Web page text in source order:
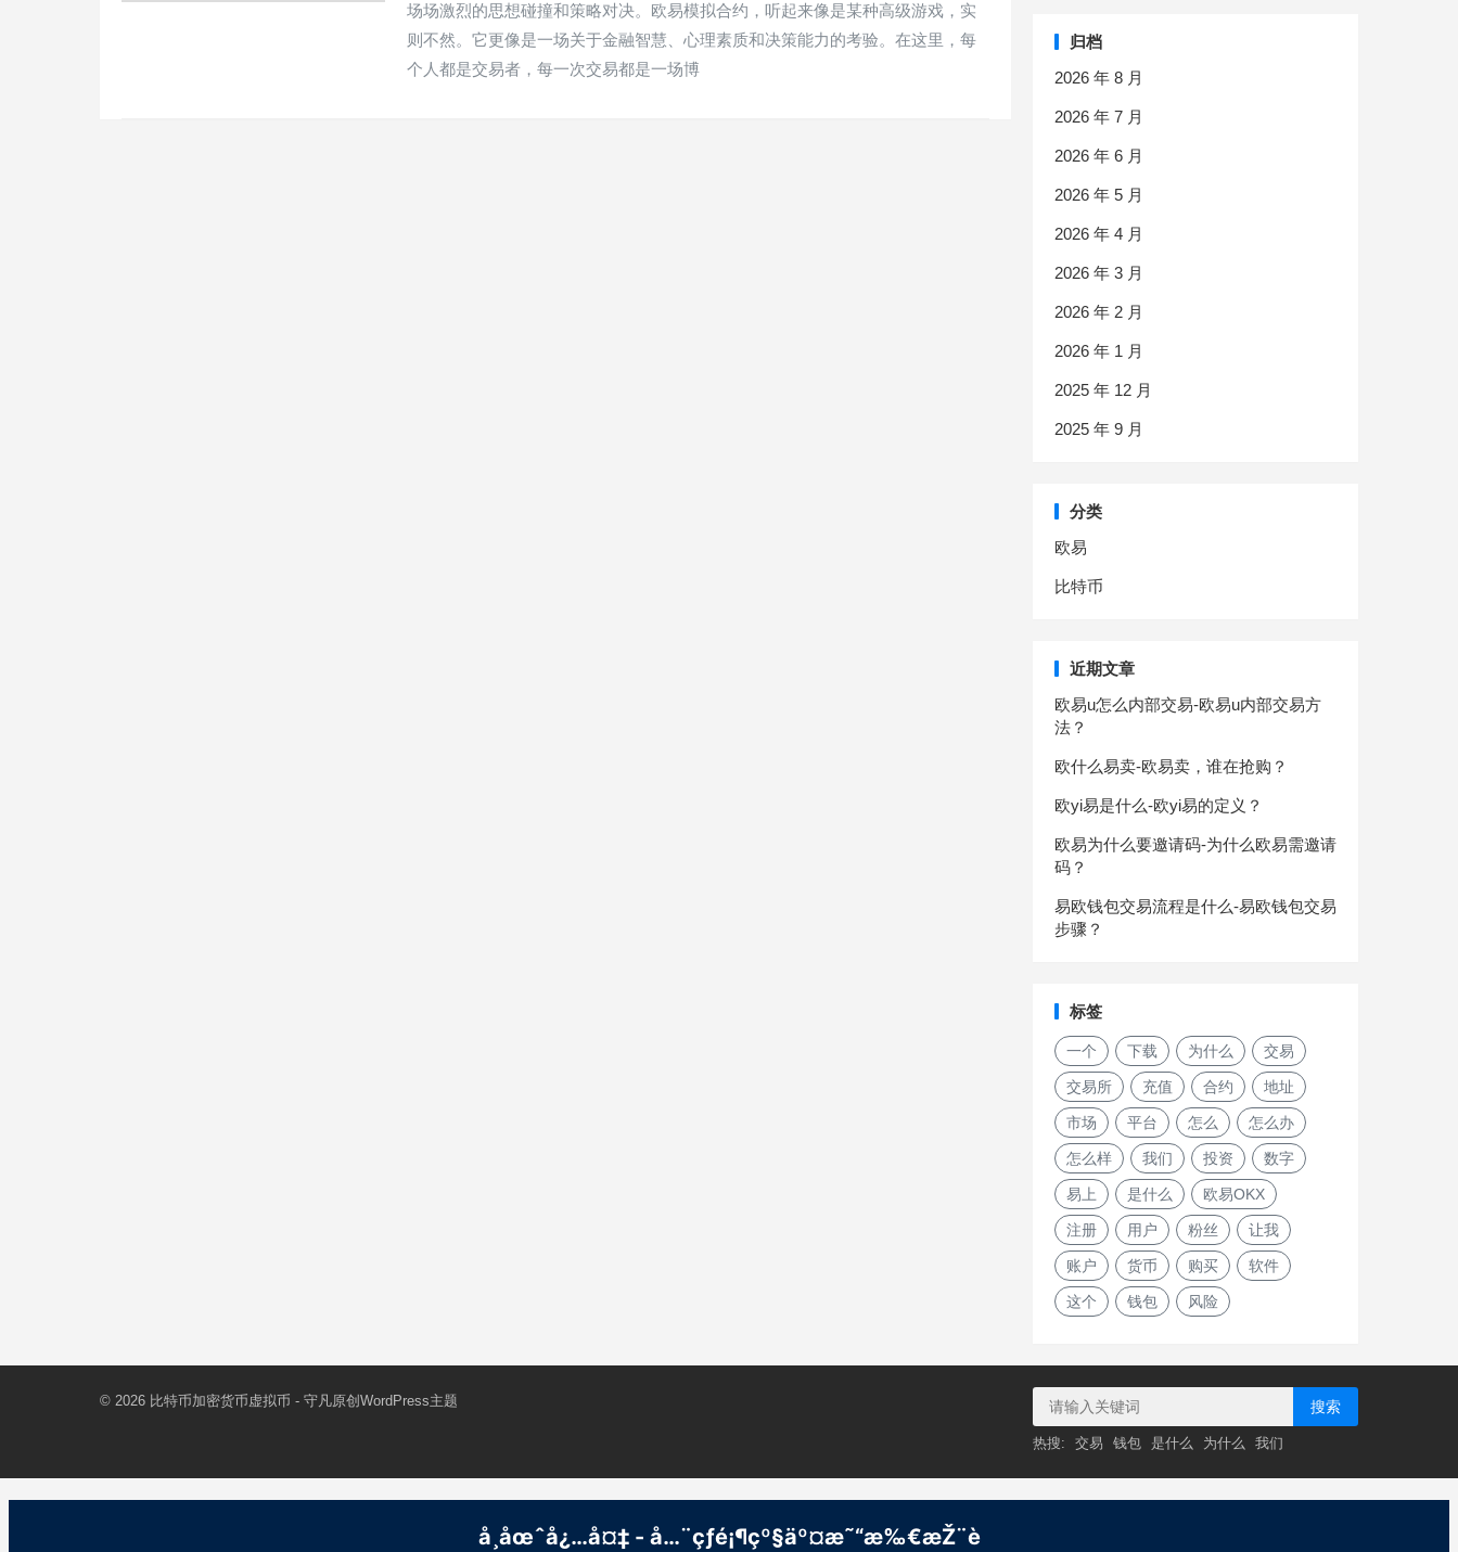
场场激烈的思想碰撞和策略对决。欧易模拟合约，听起来像是某种高级游戏，实
则不然。它更像是一场关于金融智慧、心理素质和决策能力的考验。在这里，每
个人都是交易者，每一次交易都是一场博
归档
2026 年 8 月
2026 年 7 月
2026 年 6 月
2026 年 5 月
2026 年 4 月
2026 年 3 月
2026 年 2 月
2026 年 1 月
2025 年 12 月
2025 年 9 月
分类
欧易
比特币
近期文章
欧易u怎么内部交易-欧易u内部交易方
法？
欧什么易卖-欧易卖，谁在抢购？
欧yi易是什么-欧yi易的定义？
欧易为什么要邀请码-为什么欧易需邀请
码？
易欧钱包交易流程是什么-易欧钱包交易
步骤？
标签
一个 下载 为什么 交易
交易所 充值 合约 地址
市场 平台 怎么 怎么办
怎么样 我们 投资 数字
易上 是什么 欧易OKX
注册 用户 粉丝 让我
账户 货币 购买 软件
这个 钱包 风险
© 2026 比特币加密货币虚拟币 - 守凡原创 WordPress主题 搜索
热搜: 交易 钱包 是什么 为什么 我们